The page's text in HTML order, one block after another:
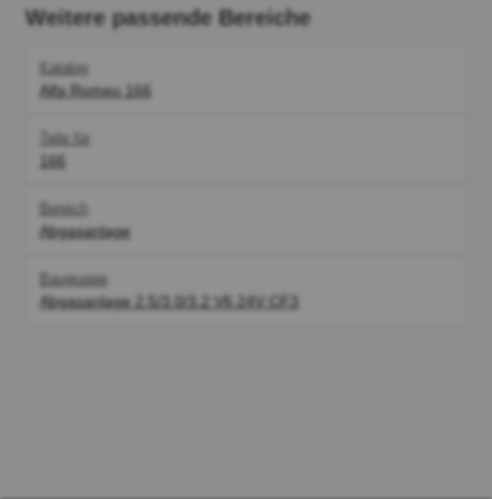
Weitere passende Bereiche
Katalog
Alfa Romeo 166
Teile für
166
Bereich
Abgasanlage
Baugruppe
Abgasanlage 2.5/3.0/3.2 V6 24V CF3